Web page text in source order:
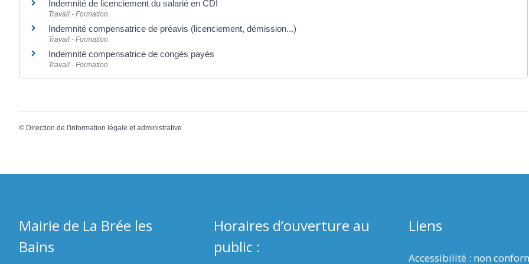
Indemnité de licenciement du salarié en CDI
Travail - Formation
Indemnité compensatrice de préavis (licenciement, démission...)
Travail - Formation
Indemnité compensatrice de congés payés
Travail - Formation
© Direction de l'information légale et administrative
Mairie de La Brée les
Bains
Horaires d’ouverture au
public :
Liens
Accessibilité : non